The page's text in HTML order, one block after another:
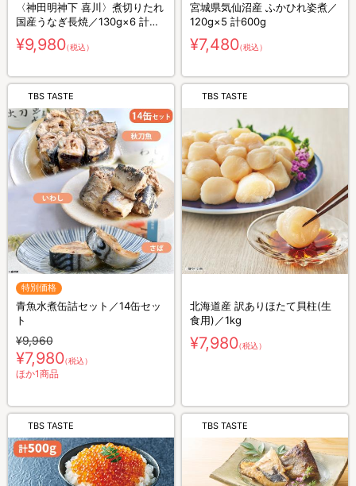
〈神田明神下 喜川〉煮切りたれ
国産うなぎ長焼／130g×6 計
780g
¥9,980（税込）
宮城県気仙沼産 ふかひれ姿煮／
120g×5 計600g
¥7,480（税込）
TBS TASTE
特別価格
青魚水煮缶詰セット／14缶セッ
ト
¥9,960
¥7,980（税込）
ほか1商品
TBS TASTE
北海道産 訳ありほたて貝柱(生
食用)／1kg
¥7,980（税込）
TBS TASTE TBS TASTE